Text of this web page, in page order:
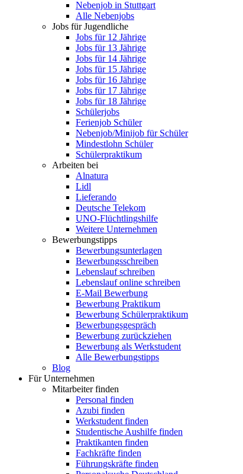
Nebenjob in Stuttgart
Alle Nebenjobs
Jobs für Jugendliche
Jobs für 12 Jährige
Jobs für 13 Jährige
Jobs für 14 Jährige
Jobs für 15 Jährige
Jobs für 16 Jährige
Jobs für 17 Jährige
Jobs für 18 Jährige
Schülerjobs
Ferienjob Schüler
Nebenjob/Minijob für Schüler
Mindestlohn Schüler
Schülerpraktikum
Arbeiten bei
Alnatura
Lidl
Lieferando
Deutsche Telekom
UNO-Flüchtlingshilfe
Weitere Unternehmen
Bewerbungstipps
Bewerbungsunterlagen
Bewerbungsschreiben
Lebenslauf schreiben
Lebenslauf online schreiben
E-Mail Bewerbung
Bewerbung Praktikum
Bewerbung Schülerpraktikum
Bewerbungsgespräch
Bewerbung zurückziehen
Bewerbung als Werkstudent
Alle Bewerbungstipps
Blog
Für Unternehmen
Mitarbeiter finden
Personal finden
Azubi finden
Werkstudent finden
Studentische Aushilfe finden
Praktikanten finden
Fachkräfte finden
Führungskräfte finden